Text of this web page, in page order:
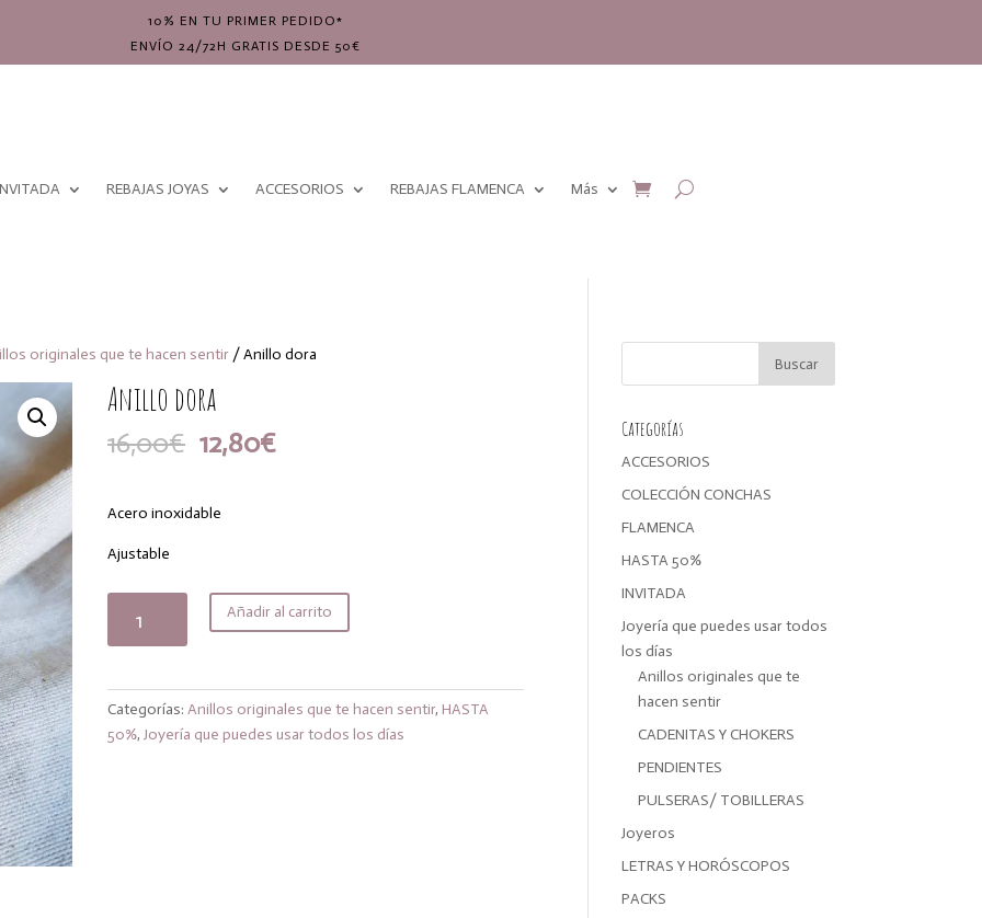
10% EN TU PRIMER PEDIDO*
ENVÍO 24/72H GRATIS DESDE 50€
REBAJAS JOYAS ACCESORIOS REBAJAS FLAMENCA Más
originales que te hacen sentir / Anillo dora
Anillo dora
16,00€ El
precio
era:
12,80€El
Acero inoxidable
Ajustable
Añadir al carrito
Categorías:Anillos originales que te hacen sentir, HASTA
50%,Joyería que puedes usar todos los días
Categorías
ACCESORIOS
COLECCIÓN CONCHAS
FLAMENCA
HASTA 50%
INVITADA
Joyería que puedes usar todos
los días
Anillos originales que te
hacen sentir
CADENITAS Y CHOKERS
PENDIENTES
PULSERAS/ TOBILLERAS
Joyeros
LETRAS Y HORÓSCOPOS
PACKS